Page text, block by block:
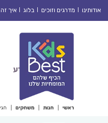
אודותינו מדרגים וזוכים בלוג איך
מדע
ראשי חנות משחקים